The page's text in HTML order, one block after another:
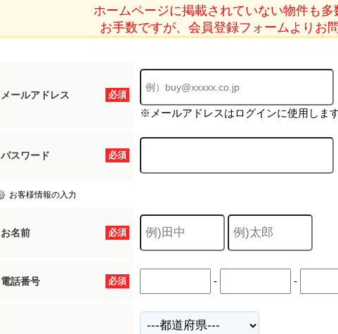
ホームページに掲載されていない物件も多
お手数ですが、会員登録フォームよりお
必須
メールアドレス
※メールアドレスはログインに使用します
必須
パスワード
お客様情報の入力
必須
お名前
必須
電話番号 - -